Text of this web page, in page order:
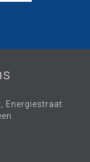
Energiestraat